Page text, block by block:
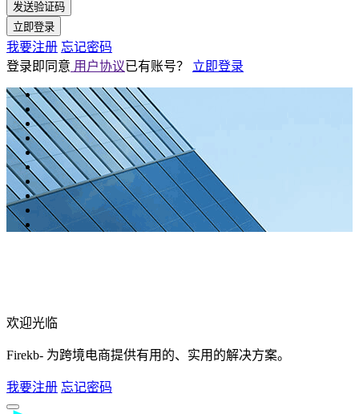
发送验证码
立即登录
我要注册 忘记密码
登录即同意 用户协议已有账号？ 立即登录
欢迎光临
Firekb- 为跨境电商提供有用的、实用的解决方案。
我要注册 忘记密码